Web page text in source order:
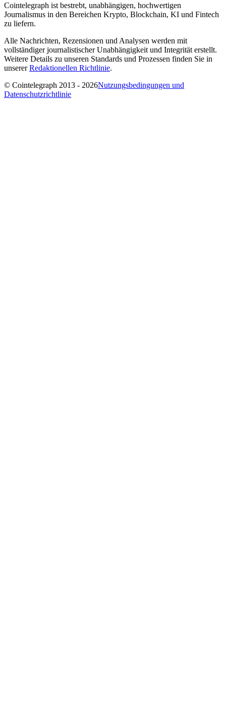
Cointelegraph ist bestrebt, unabhängigen, hochwertigen
Journalismus in den Bereichen Krypto, Blockchain, KI und Fintech
zu liefern.
Alle Nachrichten, Rezensionen und Analysen werden mit
vollständiger journalistischer Unabhängigkeit und Integrität erstellt.
Weitere Details zu unseren Standards und Prozessen finden Sie in
unsererRedaktionellen Richtlinie.
© Cointelegraph 2013 - 2026Nutzungsbedingungen und
Datenschutzrichtlinie